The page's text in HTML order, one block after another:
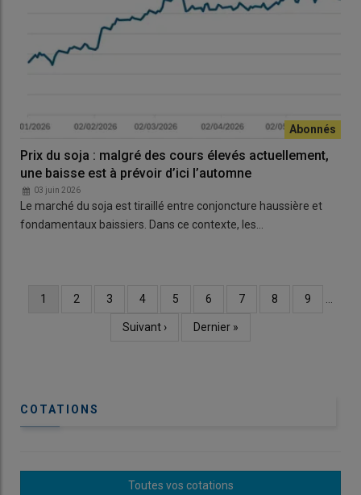
Prix du soja : malgré des cours élevés actuellement,
une baisse est à prévoir d’ici l’automne
03 juin 2026
Le marché du soja est tiraillé entre conjoncture haussière et
fondamentaux baissiers. Dans ce contexte, les…
Page
1 Page
2 Page
3 Page
4 Page
5 Page
6 Page
7 Page
8 Page
9
Page
Suivant ›
Dernière
Dernier »
COTATIONS
Toutes vos cotations